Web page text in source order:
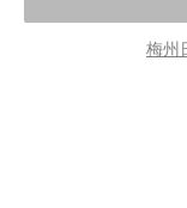
梅州